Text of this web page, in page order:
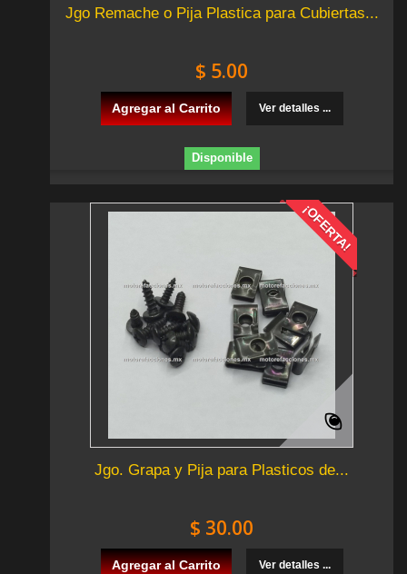
Jgo Remache o Pija Plastica para Cubiertas...
$ 5.00
Agregar al Carrito Ver detalles ...
Disponible
¡OFERTA!
Jgo. Grapa y Pija para Plasticos de...
$ 30.00
Agregar al Carrito Ver detalles ...